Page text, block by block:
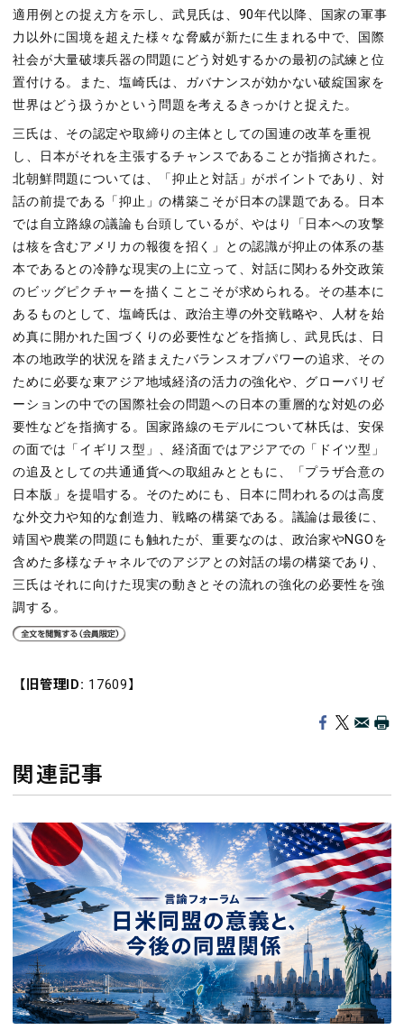
適用例との捉え方を示し、武見氏は、90年代以降、国家の軍事
力以外に国境を超えた様々な脅威が新たに生まれる中で、国際
社会が大量破壊兵器の問題にどう対処するかの最初の試練と位
置付ける。また、塩崎氏は、ガバナンスが効かない破綻国家を
世界はどう扱うかという問題を考えるきっかけと捉えた。
三氏は、その認定や取締りの主体としての国連の改革を重視
し、日本がそれを主張するチャンスであることが指摘された。
北朝鮮問題については、「抑止と対話」がポイントであり、対
話の前提である「抑止」の構築こそが日本の課題である。日本
では自立路線の議論も台頭しているが、やはり「日本への攻撃
は核を含むアメリカの報復を招く」との認識が抑止の体系の基
本であるとの冷静な現実の上に立って、対話に関わる外交政策
のビッグピクチャーを描くことこそが求められる。その基本に
あるものとして、塩崎氏は、政治主導の外交戦略や、人材を始
め真に開かれた国づくりの必要性などを指摘し、武見氏は、日
本の地政学的状況を踏まえたバランスオブパワーの追求、その
ために必要な東アジア地域経済の活力の強化や、グローバリゼ
ーションの中での国際社会の問題への日本の重層的な対処の必
要性などを指摘する。国家路線のモデルについて林氏は、安保
の面では「イギリス型」、経済面ではアジアでの「ドイツ型」
の追及としての共通通貨への取組みとともに、「プラザ合意の
日本版」を提唱する。そのためにも、日本に問われるのは高度
な外交力や知的な創造力、戦略の構築である。議論は最後に、
靖国や農業の問題にも触れたが、重要なのは、政治家やNGOを
含めた多様なチャネルでのアジアとの対話の場の構築であり、
三氏はそれに向けた現実の動きとその流れの強化の必要性を強
調する。
【旧管理ID: 17609】
関連記事